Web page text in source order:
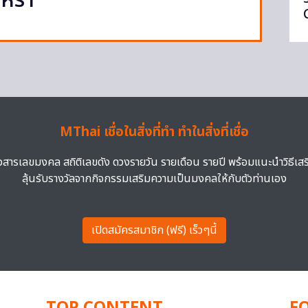
MThai เชื่อในสิ่งที่ทำ ทำในสิ่งที่เชื่อ
สารเลขมงคล สถิติเลขดัง ดวงรายวัน รายเดือน รายปี พร้อมแนะนำวิธีเส
ลุ้นรับรางวัลจากกิจกรรมเสริมความเป็นมงคลให้กับตัวท่านเอง
เปิดสมัครสมาชิก (ฟรี) เร็วๆนี้